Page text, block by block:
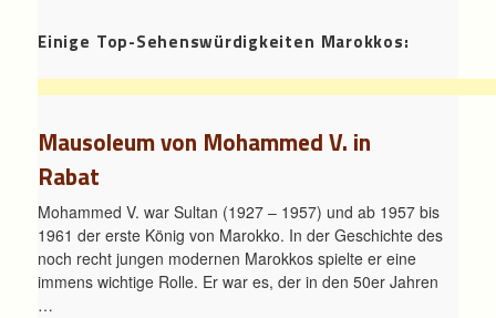
Einige Top-Sehenswürdigkeiten Marokkos:
Mausoleum von Mohammed V. in
Rabat
Mohammed V. war Sultan (1927 – 1957) und ab 1957 bis
1961 der erste König von Marokko. In der Geschichte des
noch recht jungen modernen Marokkos spielte er eine
immens wichtige Rolle. Er war es, der in den 50er Jahren
…